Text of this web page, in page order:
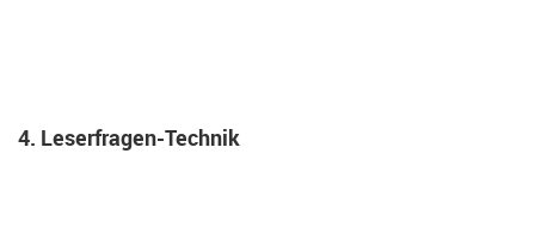
4. Leserfragen-Technik